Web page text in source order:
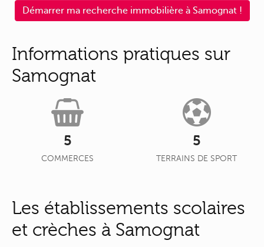
Démarrer ma recherche immobilière à Samognat !
Informations pratiques sur
Samognat
5
COMMERCES
5
TERRAINS DE SPORT
Les établissements scolaires
et crèches à Samognat